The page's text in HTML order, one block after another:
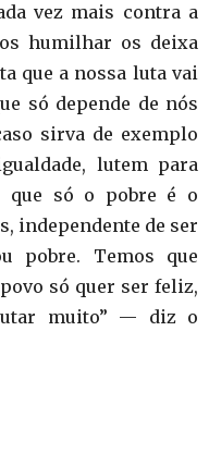
vez mais contra a
humilhar os deixa
que a nossa luta vai
só depende de nós
sirva de exemplo
lutem para
que só o pobre é o
independente de ser
pobre. Temos que
só quer ser feliz,
muito” — diz o